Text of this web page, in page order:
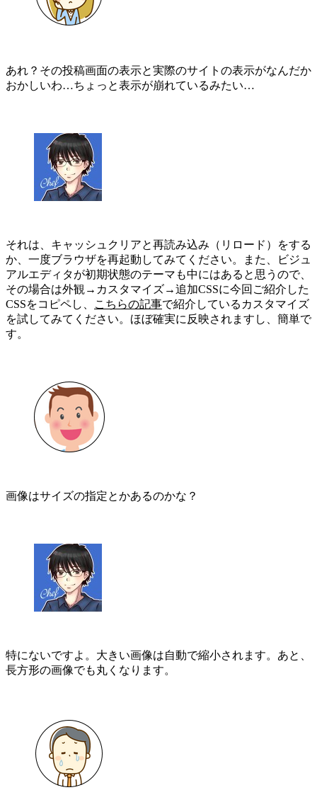
あれ？その投稿画面の表示と実際のサイトの表示がなんだか
おかしいわ…ちょっと表示が崩れているみたい…
それは、キャッシュクリアと再読み込み（リロード）をする
か、一度ブラウザを再起動してみてください。また、ビジュ
アルエディタが初期状態のテーマも中にはあると思うので、
その場合は外観→カスタマイズ→追加CSSに今回ご紹介した
CSSをコピペし、
こちらの記事で紹介しているカスタマイズ
を試してみてください。ほぼ確実に反映されますし、簡単で
す。
画像はサイズの指定とかあるのかな？
特にないですよ。大きい画像は自動で縮小されます。あと、
長方形の画像でも丸くなります。